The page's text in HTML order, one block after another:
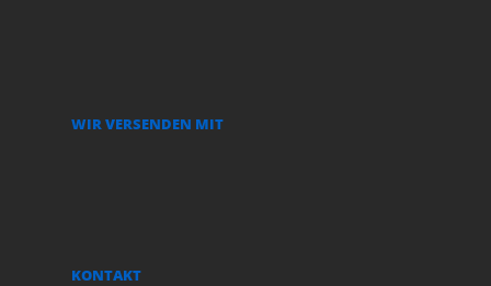
WIR VERSENDEN MIT
KONTAKT